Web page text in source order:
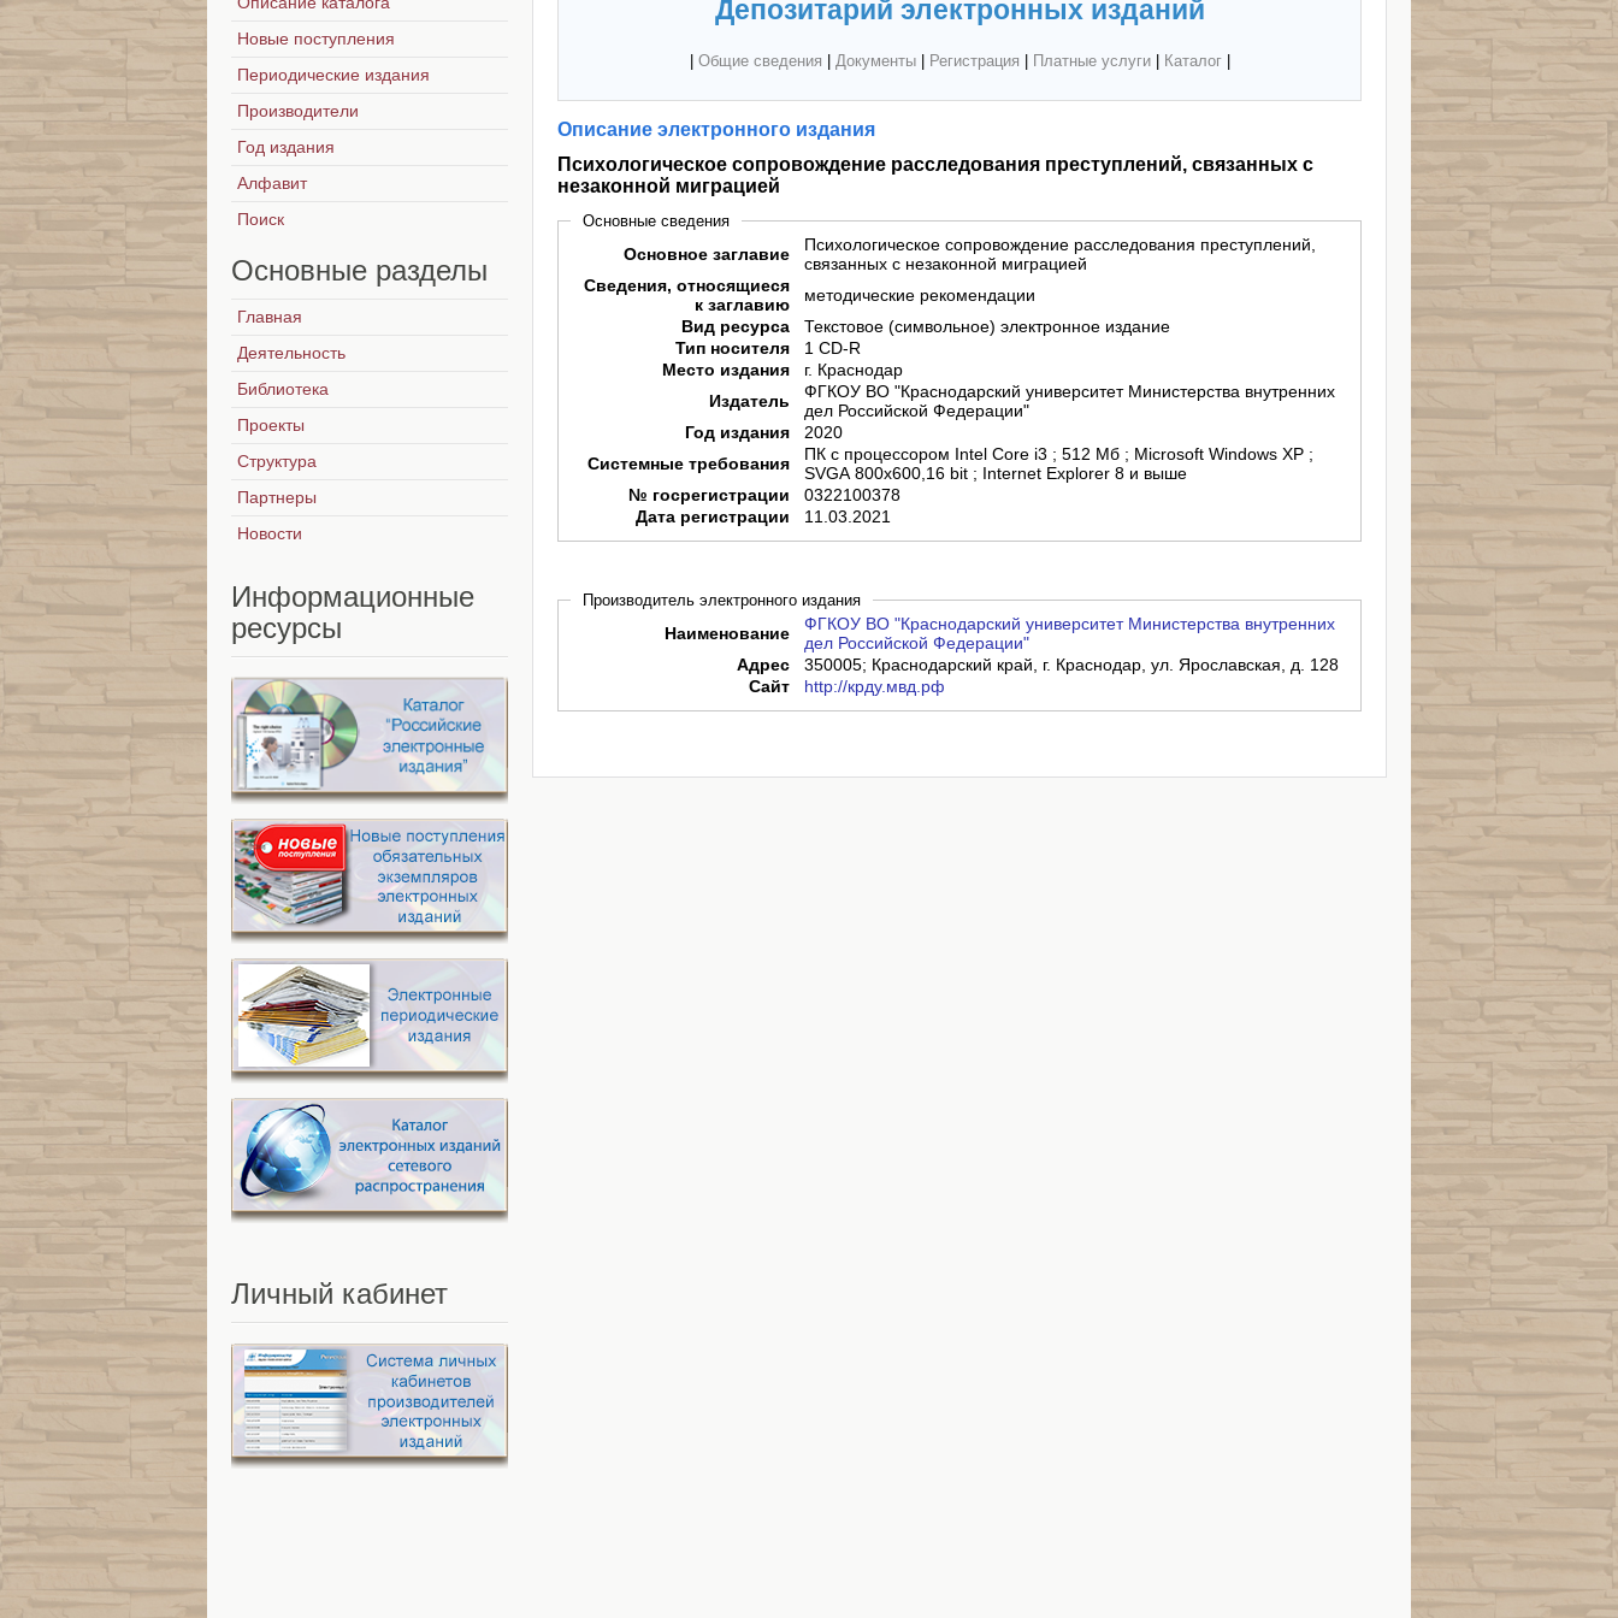
Депозитарий электронных изданий
Общие сведения Документы| Регистрация Платные услуги| Каталог|
Описание электронного издания
Психологическое сопровождение расследования преступлений, связанных с
незаконной миграцией
Основные сведения
Основное заглавие
Психологическое сопровождение расследования преступлений,
связанных с незаконной миграцией
Сведения, относящиеся
к заглавию
методические рекомендации
Вид ресурса
Текстовое (символьное) электронное издание
Тип носителя
1 CD-R
Место издания
г. Краснодар
Издатель
ФГКОУ ВО "Краснодарский университет Министерства внутренних
дел Российской Федерации"
Год издания
2020
Системные требования
ПК с процессором Intel Core i3 ; 512 Mб ; Microsoft Windows XP ;
SVGA 800x600,16 bit ; Internet Explorer 8 и выше
№ госрегистрации
0322100378
Дата регистрации
11.03.2021
Производитель электронного издания
Наименование
ФГКОУ ВО "Краснодарский университет Министерства внутренних
дел Российской Федерации"
Адрес
350005; Краснодарский край, г. Краснодар, ул. Ярославская, д. 128
Сайт
http://крду.мвд.рф
Новые поступления
Периодические издания
Производители
Год издания
Алфавит
Поиск
Основные разделы
Главная
Деятельность
Библиотека
Проекты
Структура
Партнеры
Новости
Информационные
ресурсы
Личный кабинет